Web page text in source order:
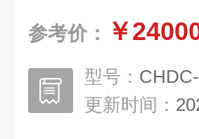
参考价： ￥
型号：
更新时间：